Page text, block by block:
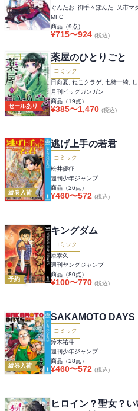
ぐんたお, 御手々ぽんた, 又市マ
MFC
商品（9点）
¥715〜924 (税込)
セールあり
薬屋のひとりごと
コミック
日向夏, ねこクラゲ, 七緒一綺, し
月刊ビッグガンガン
商品（19点）
¥385〜1,470 (税込)
続巻入荷
逃げ上手の若君
コミック
松井優征
週刊少年ジャンプ
商品（26点）
¥460〜572 (税込)
予約
キングダム
コミック
原泰久
週刊ヤングジャンプ
商品（80点）
¥100〜770 (税込)
続巻入荷
SAKAMOTO DAYS
コミック
鈴木祐斗
週刊少年ジャンプ
商品（28点）
¥460〜572 (税込)
ヒロイン？聖女？